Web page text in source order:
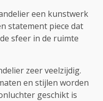
een kunstwerk
statement piece dat
sfeer in de ruimte
zeer veelzijdig.
en stijlen worden
geschikt is